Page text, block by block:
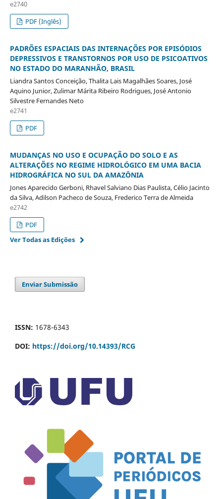
e2740
PDF (Inglês)
PADRÕES ESPACIAIS DAS INTERNAÇÕES POR EPISÓDIOS
DEPRESSIVOS E TRANSTORNOS POR USO DE PSICOATIVOS
NO ESTADO DO MARANHÃO, BRASIL
Liandra Santos Conceição, Thalita Lais Magalhães Soares, José
Aquino Junior, Zulimar Márita Ribeiro Rodrigues, José Antonio
Silvestre Fernandes Neto
e2741
PDF
MUDANÇAS NO USO E OCUPAÇÃO DO SOLO E AS
ALTERAÇÕES NO REGIME HIDROLÓGICO EM UMA BACIA
HIDROGRÁFICA NO SUL DA AMAZÔNIA
Jones Aparecido Gerboni, Rhavel Salviano Dias Paulista, Célio Jacinto
da Silva, Adilson Pacheco de Souza, Frederico Terra de Almeida
e2742
PDF
Ver Todas as Edições
Enviar Submissão
ISSN: 1678-6343
DOI: https://doi.org/10.14393/RCG